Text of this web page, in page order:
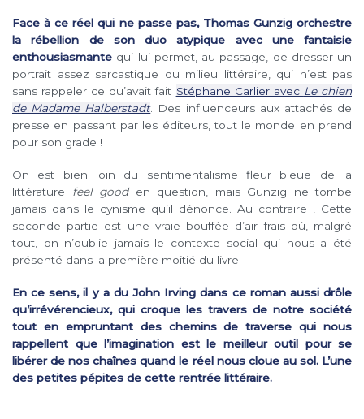
Face à ce réel qui ne passe pas, Thomas Gunzig orchestre
la rébellion de son duo atypique avec une fantaisie
enthousiasmante qui lui permet, au passage, de dresser un
portrait assez sarcastique du milieu littéraire, qui n’est pas
sans rappeler ce qu’avait fait Stéphane Carlier avec Le chien
de Madame Halberstadt. Des influenceurs aux attachés de
presse en passant par les éditeurs, tout le monde en prend
pour son grade !
On est bien loin du sentimentalisme fleur bleue de la
littérature
feel good en question, mais Gunzig ne tombe
jamais dans le cynisme qu’il dénonce. Au contraire ! Cette
seconde partie est une vraie bouffée d’air frais où, malgré
tout, on n’oublie jamais le contexte social qui nous a été
présenté dans la première moitié du livre.
En ce sens, il y a du John Irving dans ce roman aussi drôle
qu’irrévérencieux, qui croque les travers de notre société
tout en empruntant des chemins de traverse qui nous
rappellent que l’imagination est le meilleur outil pour se
libérer de nos chaînes quand le réel nous cloue au sol. L’une
des petites pépites de cette rentrée littéraire.